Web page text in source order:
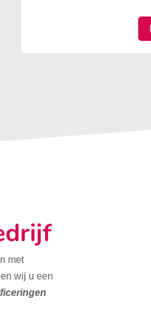
met
wij u een